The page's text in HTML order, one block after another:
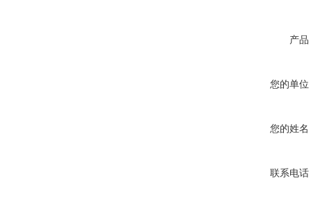
产品
您的单位
您的姓名
联系电话